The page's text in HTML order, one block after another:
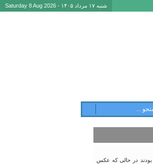
شنبه ۱۷ مرداد ۱۴۰۵ - Saturday 8 Aug 2026
بودند در حالی که عکس